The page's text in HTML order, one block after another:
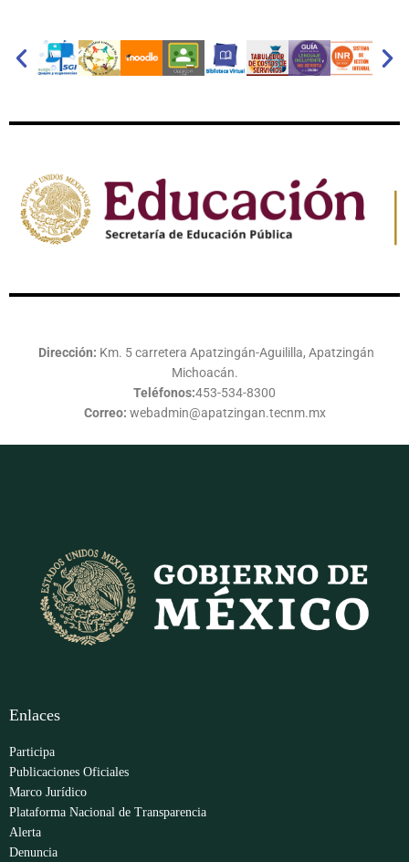
Dirección: Km. 5 carretera Apatzingán-Aguililla, Apatzingán
Michoacán.
Teléfonos:453-534-8300
Correo: webadmin@apatzingan.tecnm.mx
Enlaces
Participa
Publicaciones Oficiales
Marco Jurídico
Plataforma Nacional de Transparencia
Alerta
Denuncia